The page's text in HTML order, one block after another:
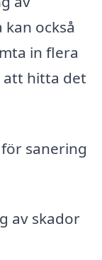
också
in flera
hitta det
sanering
av skador